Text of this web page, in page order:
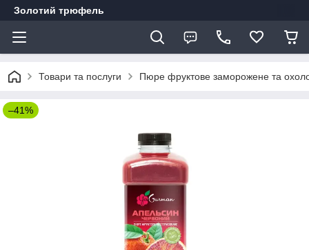
Золотий трюфель
Товари та послуги Пюре фруктове заморожене та
–41%